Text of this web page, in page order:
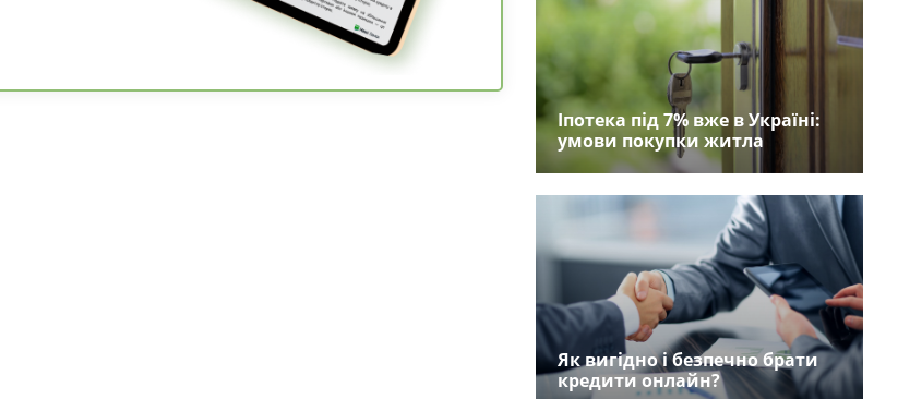
Іпотека під 7% вже в Україні:
умови покупки житла
Як вигідно і безпечно брати
кредити онлайн?